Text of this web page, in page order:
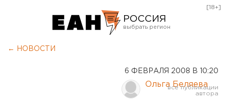
РОССИЯ
Курган
Оренбург
[18+]
← НОВОСТИ
6 ФЕВРАЛЯ 2008 В 10:20
Ольга Беляева